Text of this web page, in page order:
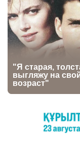
5
🇺🇸🇯🇵 США
2698
2725
баранину и
2466